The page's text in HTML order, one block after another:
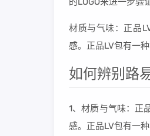
材质与气味：正品
感。正品LV包有一
如何辨别路
1、材质与气味：正
感。正品LV包有一